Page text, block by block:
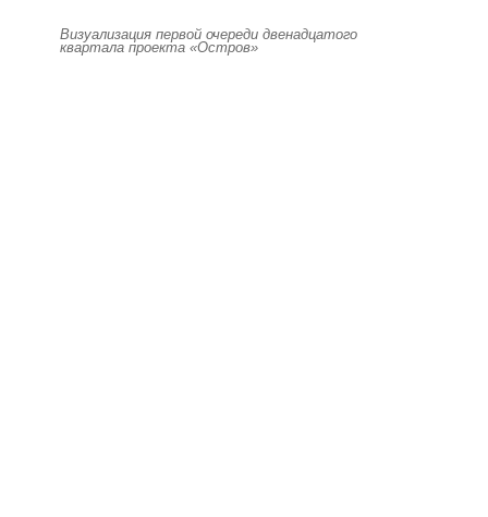
Визуализация первой очереди двенадцатого
квартала проекта «Остров»